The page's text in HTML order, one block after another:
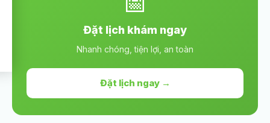
Đặt lịch khám ngay
Nhanh chóng, tiện lợi, an toàn
Đặt lịch ngay →